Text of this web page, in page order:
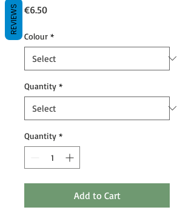
€6.50Price
Colour *
Quantity *
Quantity *
Add to Cart
REVIEWS